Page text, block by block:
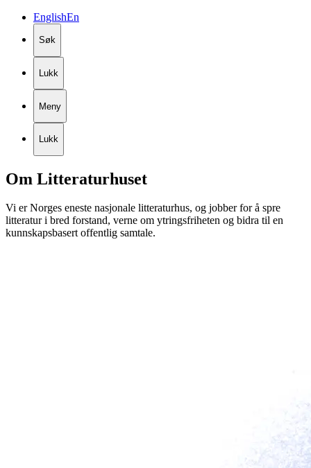
EnglishEn
Søk
Lukk
Meny
Lukk
Om Litteraturhuset
Vi er Norges eneste nasjonale litteraturhus, og jobber for å spre
litteratur i bred forstand, verne om ytringsfriheten og bidra til en
kunnskapsbasert offentlig samtale.